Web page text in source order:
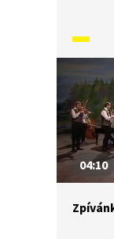
a
V
píseň
04:10